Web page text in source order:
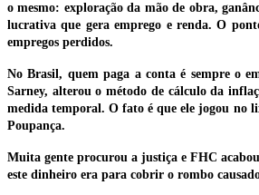
o mesmo: exploração da mão de obra,
lucrativa que gera emprego e renda. O
empregos perdidos.
No Brasil, quem paga a conta é sempre o
Sarney, alterou o método de cálculo da
medida temporal. O fato é que ele jogou no
Poupança.
Muita gente procurou a justiça e FHC
este dinheiro era para cobrir o rombo